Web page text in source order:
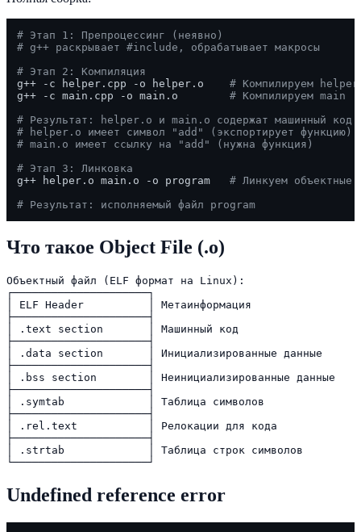
# Этап 1: Препроцессинг (неявно)
# g++ раскрывает #include, обрабатывает макросы
# Этап 2: Компиляция
g++ -c helper.cpp -o helper.o # Компилируем helper
g++ -c main.cpp -o main.o # Компилируем main
# Результат: helper.o и main.o содержат машинный код
# helper.o имеет символ "add" (экспортирует функцию)
# main.o имеет ссылку на "add" (нужна функция)
# Этап 3: Линковка
g++ helper.o main.o -o program # Линкуем объектные
# Результат: исполняемый файл program
Что такое Object File (.o)
Объектный файл (ELF формат на Linux):
┌─────────────────────┐
│ ELF Header          │ Метаинформация
├─────────────────────┤
│ .text section       │ Машинный код
├─────────────────────┤
│ .data section       │ Инициализированные данные
├─────────────────────┤
│ .bss section        │ Неинициализированные данные
├─────────────────────┤
│ .symtab             │ Таблица символов
├─────────────────────┤
│ .rel.text           │ Релокации для кода
├─────────────────────┤
│ .strtab             │ Таблица строк символов
Undefined reference error